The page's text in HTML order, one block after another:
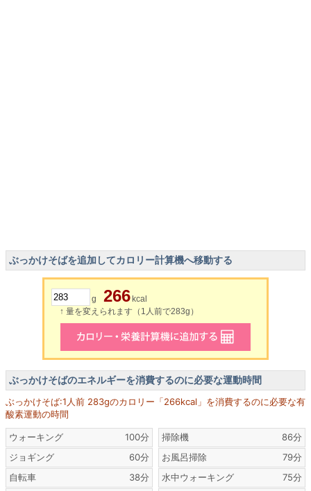
ぶっかけそばを追加してカロリー計算機へ移動する
g 266 kcal
↑ 量を変えられます（1人前で283g）
ぶっかけそばのエネルギーを消費するのに必要な運動時間
ぶっかけそば:1人前 283gのカロリー「266kcal」を消費するのに必要な有
酸素運動の時間
ウォーキング
100分
ジョギング
60分
自転車
38分
掃除機
86分
お風呂掃除
79分
水中ウォーキング
75分